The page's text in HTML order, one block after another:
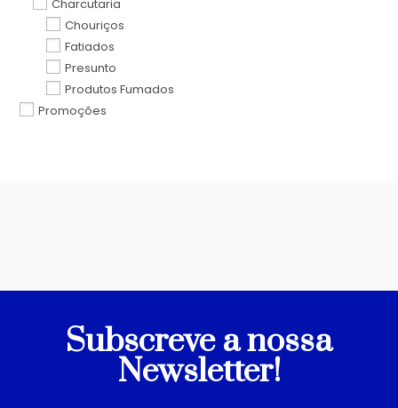
Charcutaria
Chouriços
Fatiados
Presunto
Produtos Fumados
Promoções
Subscreve a nossa
Newsletter!